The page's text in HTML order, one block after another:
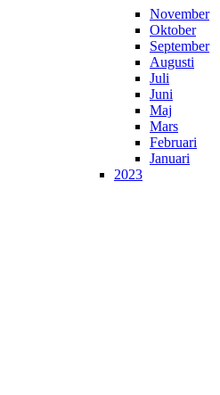
November
Oktober
September
Augusti
Juli
Juni
Maj
Mars
Februari
Januari
2023